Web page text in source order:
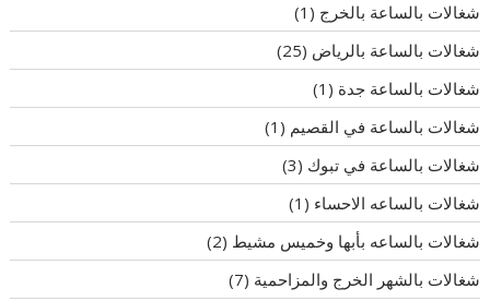
شغالات بالساعة بالخرج (1)
شغالات بالساعة بالرياض (25)
شغالات بالساعة جدة (1)
شغالات بالساعة في القصيم (1)
شغالات بالساعة في تبوك (3)
شغالات بالساعه الاحساء (1)
شغالات بالساعه بأبها وخميس مشيط (2)
شغالات بالشهر الخرج والمزاحمية (7)